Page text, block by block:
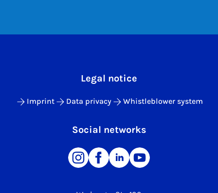
Legal notice
Imprint Data privacy Whistleblower system
Social networks